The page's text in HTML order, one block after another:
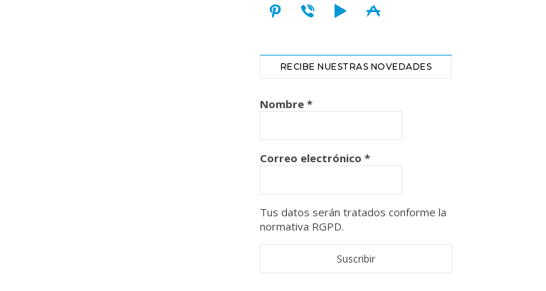
pinterest
viber play appstore
RECIBE NUESTRAS NOVEDADES
Nombre *
Correo electrónico *
Tus datos serán tratados conforme la
normativa RGPD.